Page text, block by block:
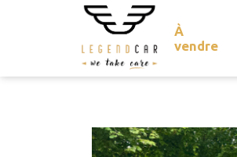
À
vendre